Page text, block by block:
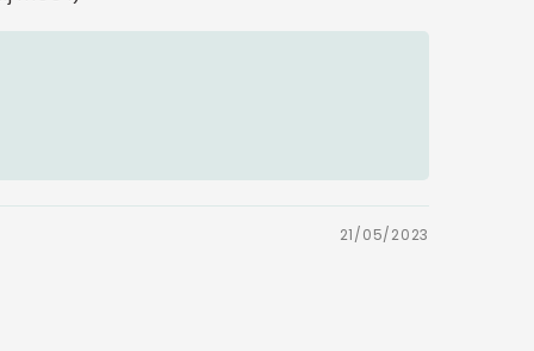
21/05/2023